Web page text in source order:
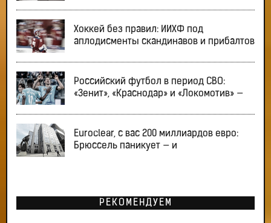
Хоккей без правил: ИИХФ под
аплодисменты скандинавов и прибалтов
Российский футбол в период СВО:
«Зенит», «Краснодар» и «Локомотив» —
Euroclear, с вас 200 миллиардов евро:
Брюссель паникует — и
РЕКОМЕНДУЕМ